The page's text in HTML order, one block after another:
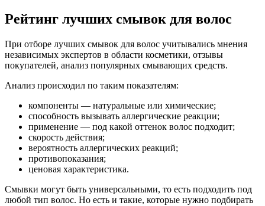
Рейтинг лучших смывок для волос
При отборе лучших смывок для волос учитывались мнения
независимых экспертов в области косметики, отзывы
покупателей, анализ популярных смывающих средств.
Анализ происходил по таким показателям:
компоненты — натуральные или химические;
способность вызывать аллергические реакции;
применение — под какой оттенок волос подходит;
скорость действия;
вероятность аллергических реакций;
противопоказания;
ценовая характеристика.
Смывки могут быть универсальными, то есть подходить под
любой тип волос. Но есть и такие, которые нужно подбирать